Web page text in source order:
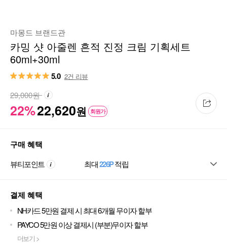
마몽드 브랜드관
카밍 샷 아줄렌 흔적 진정 크림 기획세트
60ml+30ml
5.0 2건 리뷰
22%22,620원 회원가
29,000원
구매 혜택
뷰티포인트 최대226P적립
결제 혜택
NH카드 5만원 결제 시 최대 6개월 무이자 할부
PAYCO 5만원 이상 결제시 (부분)무이자 할부
더보기 >